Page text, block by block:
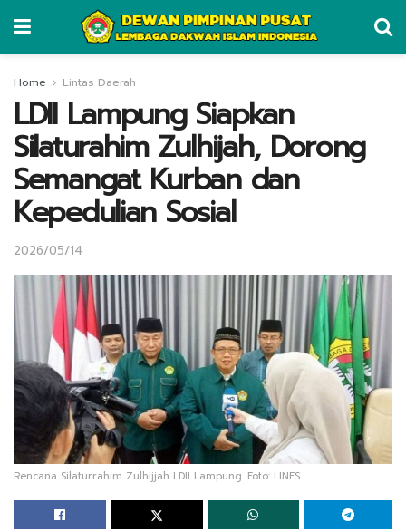
Home Lintas Daerah
LDII Lampung Siapkan
Silaturahim Zulhijah, Dorong
Semangat Kurban dan
Kepedulian Sosial
2026/05/14
Rencana Silaturrahim Zulhijjah LDII Lampung. Foto: LINES.